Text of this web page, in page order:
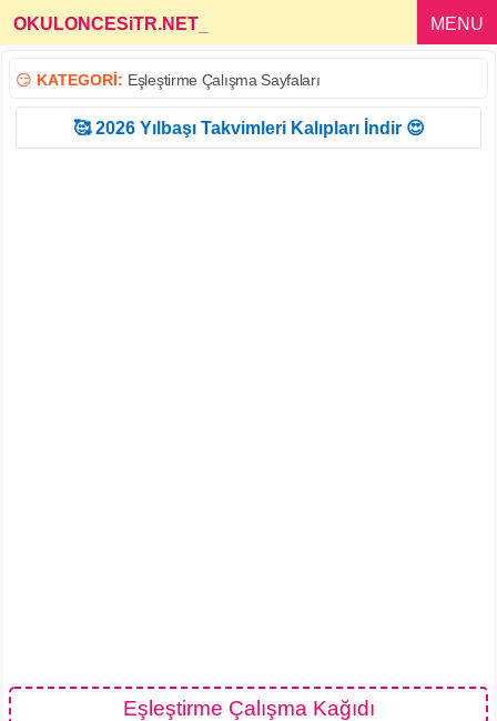
OKULONCESiTR.NET MENU
😏 KATEGORİ: Eşleştirme Çalışma Sayfaları
🥰 2026 Yılbaşı Takvimleri Kalıpları İndir 😍
Eşleştirme Çalışma Kağıdı